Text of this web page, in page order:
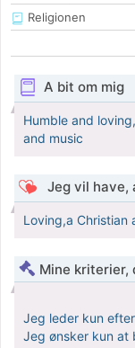
Religionen
A bit om mig
Humble and
and music
Jeg vil have,
Loving,a Christian
Mine kriterier,
Jeg leder kun
Jeg ønsker kun at